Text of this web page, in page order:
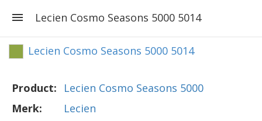
Lecien Cosmo Seasons 5000 5014
Lecien Cosmo Seasons 5000 5014
Product:
Lecien Cosmo Seasons 5000
Merk:
Lecien